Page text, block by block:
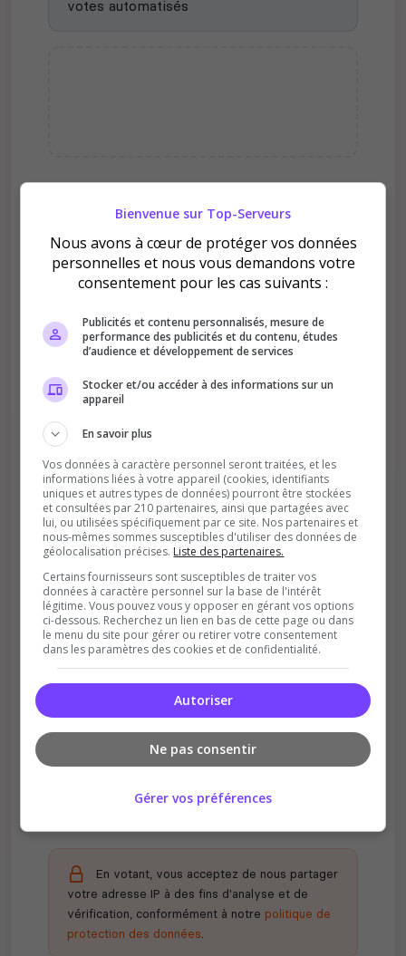
votes automatisés
Pourquoi voter pour
Améliore le classement
Votre vote aide le serveur à monter dans le
Soutient la communauté
Plus de visibilité = plus de joueurs
Récompenses possibles
En votant, vous acceptez de nous partager
votre adresse IP à des fins d'analyse et de
vérification, conformément à notre politique de
protection des données.
Bienvenue sur Top-Serveurs
Nous avons à cœur de protéger vos données
personnelles et nous vous demandons votre
consentement pour les cas suivants :
Publicités et contenu personnalisés, mesure de
performance des publicités et du contenu, études
d’audience et développement de services
Stocker et/ou accéder à des informations sur un
appareil
En savoir plus
Vos données à caractère personnel seront traitées, et les
informations liées à votre appareil (cookies, identifiants
uniques et autres types de données) pourront être stockées
et consultées par 210 partenaires, ainsi que partagées avec
lui, ou utilisées spécifiquement par ce site. Nos partenaires et
nous-mêmes sommes susceptibles d'utiliser des données de
géolocalisation précises. Liste des partenaires.
Certains fournisseurs sont susceptibles de traiter vos
données à caractère personnel sur la base de l'intérêt
légitime. Vous pouvez vous y opposer en gérant vos options
ci-dessous. Recherchez un lien en bas de cette page ou dans
le menu du site pour gérer ou retirer votre consentement
dans les paramètres des cookies et de confidentialité.
Autoriser
Ne pas consentir
Gérer vos préférences